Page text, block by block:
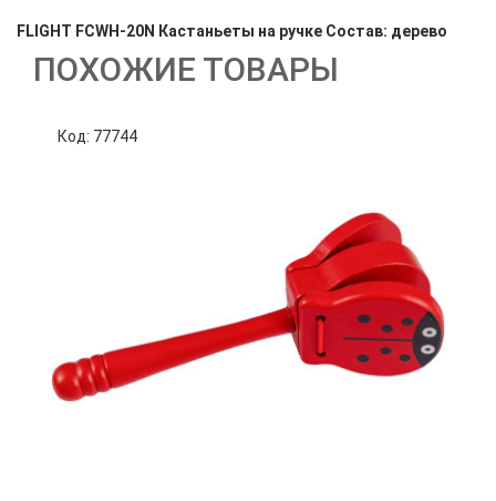
FLIGHT FCWH-20N Кастаньеты на ручке Состав: дерево
ПОХОЖИЕ ТОВАРЫ
Код: 77744